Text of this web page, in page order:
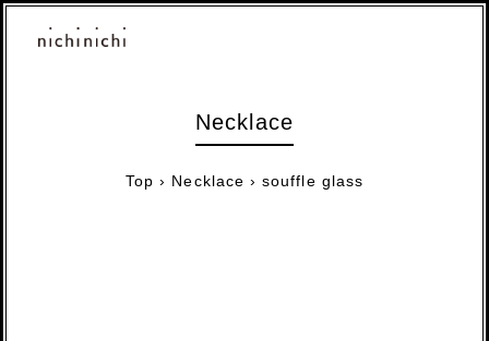
Necklace
Top › Necklace ›souffle glass